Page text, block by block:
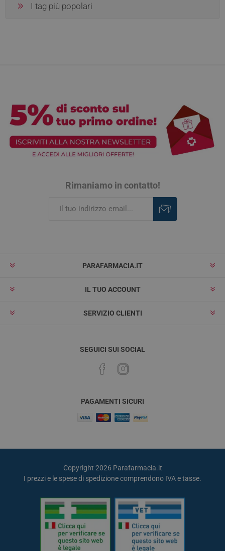
I tag più popolari
Rimaniamo in contatto!
PARAFARMACIA.IT
IL TUO ACCOUNT
SERVIZIO CLIENTI
SEGUICI SUI SOCIAL
PAGAMENTI SICURI
Copyright 2026 Parafarmacia.it
I prezzi e le spese di spedizione comprendono IVA e tasse.